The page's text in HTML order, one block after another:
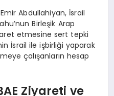
Abdullahiyan, İsrail
Birleşik Arap
etmesine sert tepki
İsrail ile işbirliği yaparak
çalışanların hesap
Ziyareti ve